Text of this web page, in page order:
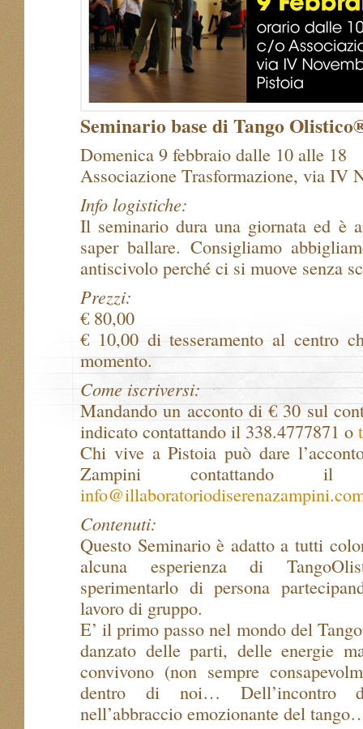
Seminario base di Tango
Domenica 9 febbraio dalle 10 alle 18
Associazione Trasformazione, via IV
Info logistiche:
Il seminario dura una giornata ed è
saper ballare. Consigliamo
antiscivolo perché ci si muove senza
Prezzi:
€ 80,00
€ 10,00 di tesseramento al centro
momento.
Come iscriversi:
Mandando un acconto di € 30 sul
indicato contattando il 338.4777871 o
Chi vive a Pistoia può dare
Zampini contattando il
Contenuti:
Questo Seminario è adatto a tutti
alcuna esperienza di
sperimentarlo di persona
lavoro di gruppo.
E’ il primo passo nel mondo del
danzato delle parti, delle energie
convivono (non sempre
dentro di noi… Dell’incontro
nell’abbraccio emozionante del